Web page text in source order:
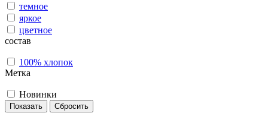
темное
яркое
цветное
состав
100% хлопок
Метка
Новинки
Показать Сбросить